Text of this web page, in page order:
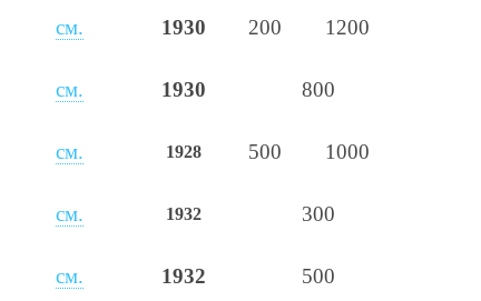
см. 1930 200 1200
см. 1930 800
см. 1928 500 1000
см. 1932 300
см. 1932 500